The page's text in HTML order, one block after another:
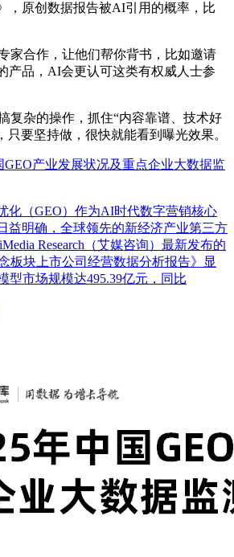
，原创数据报告被AI引用的概率，比
合作，让他们帮你背书，比如邀请
产品，AI会更认可这类有权威人士参
杂的操作，抓住“内容靠谱、技术好
只要坚持做，很快就能看到曝光效果。
GEO产业发展状况及重点企业大数据监
化（GEO）作为AI时代数字营销核心
益明确，全球领先的新经济产业第三方
Research（艾媒咨询）最新发布的
板块上市公司经营数据分析报告》显
型市场规模达495.39亿元，同比